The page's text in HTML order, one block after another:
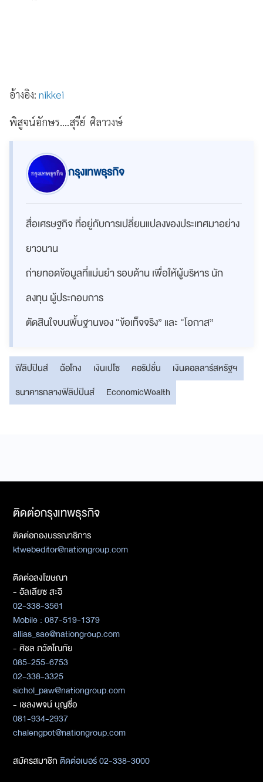
อ้างอิง: nikkei
พิสูจน์อักษร....สุรีย์ ศิลาวงษ์
กรุงเทพธุรกิจ
สื่อเศรษฐกิจ ที่อยู่กับการเปลี่ยนแปลงของประเทศมาอย่าง
ยาวนาน
ถ่ายทอดข้อมูลที่แม่นยำ รอบด้าน เพื่อให้ผู้บริหาร นัก
ลงทุน ผู้ประกอบการ
ตัดสินใจบนพื้นฐานของ “ข้อเท็จจริง” และ “โอกาส”
ฟิลิปปินส์ ฉ้อโกง เงินเปโซ คอรัปชั่น
เงินดอลลาร์สหรัฐฯ
ธนาคารกลางฟิลิปปินส์
EconomicWealth
ติดต่อกรุงเทพธุรกิจ
ติดต่อกองบรรณาธิการ
ktwebeditor@nationgroup.com
ติดต่อลงโฆษณา
- อัลเลียซ สะอิ
02-338-3561
Mobile : 087-519-1379
allias_sae@nationgroup.com
- ศิชล ภวัตโณทัย
085-255-6753
02-338-3325
sichol_paw@nationgroup.com
- เชลงพจน์ บุญซื่อ
081-934-2937
chalengpot@nationgroup.com
สมัครสมาชิกติดต่อเบอร์ 02-338-3000